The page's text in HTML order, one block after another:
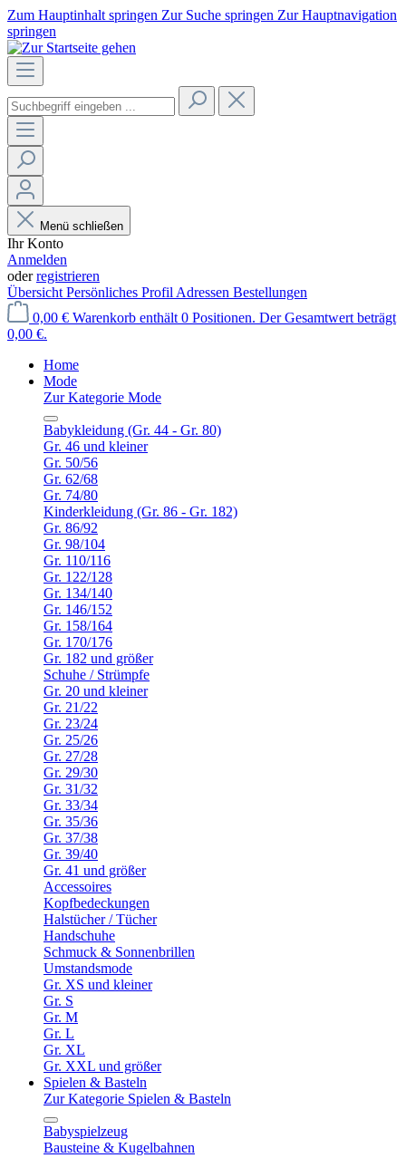
Zum Hauptinhalt springen Zur Suche springen Zur Hauptnavigation
springen
Menü schließen
Ihr Konto
Anmelden
oderregistrieren
Übersicht Persönliches Profil Adressen Bestellungen
0,00 € Warenkorb enthält 0 Positionen. Der Gesamtwert beträgt
0,00 €.
Home
Mode
Zur Kategorie Mode
Babykleidung (Gr. 44 - Gr. 80)
Gr. 46 und kleiner
Gr. 50/56
Gr. 62/68
Gr. 74/80
Kinderkleidung (Gr. 86 - Gr. 182)
Gr. 86/92
Gr. 98/104
Gr. 110/116
Gr. 122/128
Gr. 134/140
Gr. 146/152
Gr. 158/164
Gr. 170/176
Gr. 182 und größer
Schuhe / Strümpfe
Gr. 20 und kleiner
Gr. 21/22
Gr. 23/24
Gr. 25/26
Gr. 27/28
Gr. 29/30
Gr. 31/32
Gr. 33/34
Gr. 35/36
Gr. 37/38
Gr. 39/40
Gr. 41 und größer
Accessoires
Kopfbedeckungen
Halstücher / Tücher
Handschuhe
Schmuck & Sonnenbrillen
Umstandsmode
Gr. XS und kleiner
Gr. S
Gr. M
Gr. L
Gr. XL
Gr. XXL und größer
Spielen & Basteln
Zur Kategorie Spielen & Basteln
Babyspielzeug
Bausteine & Kugelbahnen